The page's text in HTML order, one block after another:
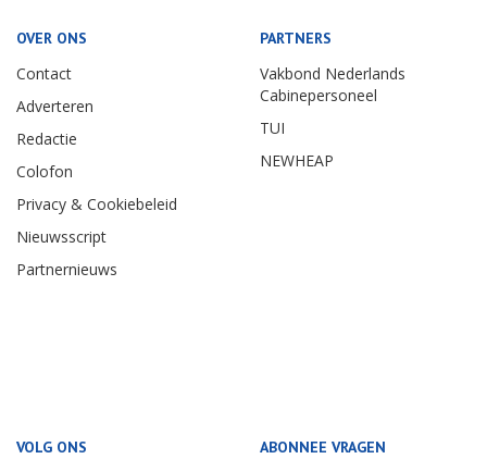
OVER ONS
Contact
Adverteren
Redactie
Colofon
Privacy & Cookiebeleid
Nieuwsscript
Partnernieuws
PARTNERS
Vakbond Nederlands
Cabinepersoneel
TUI
NEWHEAP
VOLG ONS ABONNEE VRAGEN